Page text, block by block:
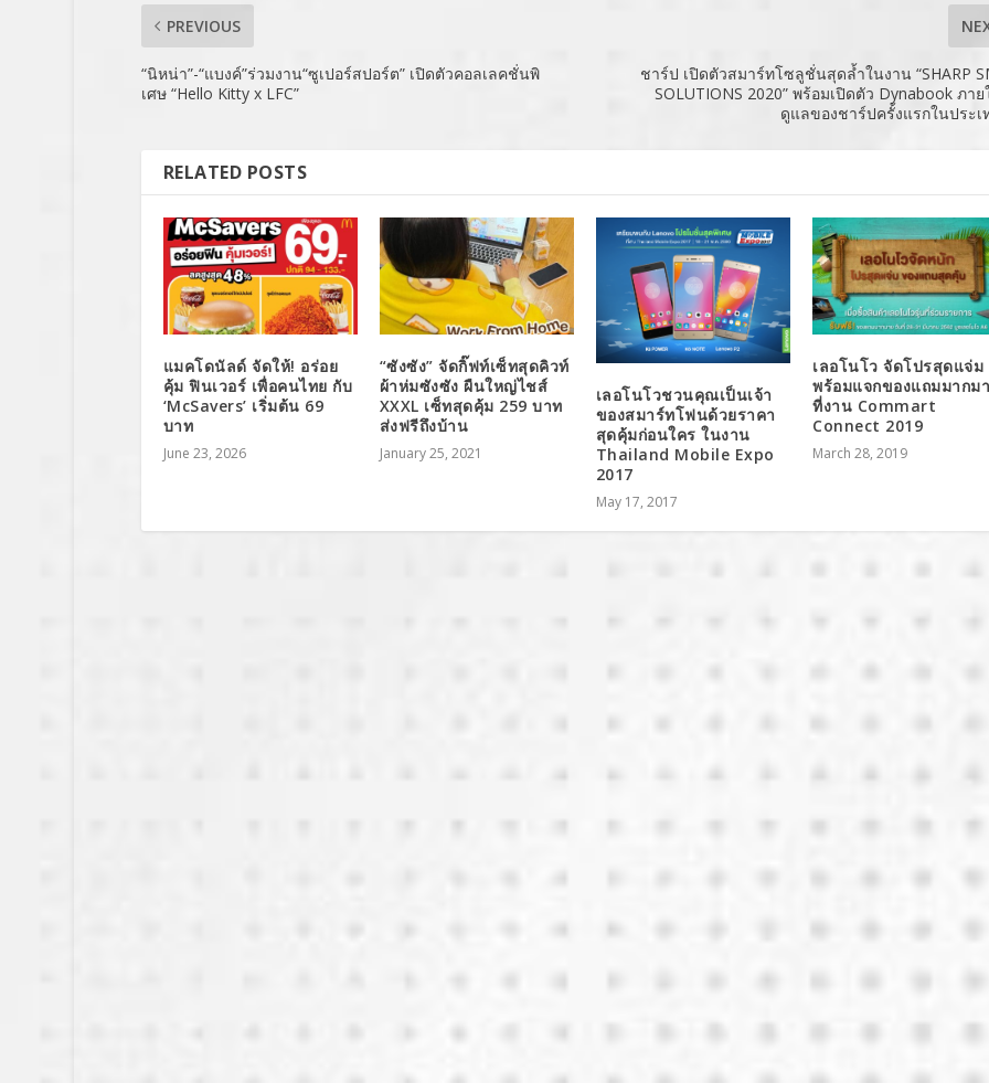
PREVIOUS
“นิหน่า”-“แบงค์”ร่วมงาน“ซูเปอร์สปอร์ต” เปิดตัวคอลเลคชั่นพิ
เศษ “Hello Kitty x LFC”
ชาร์ป เปิดตัวสมาร์ทโซลูชั่นสุดล้ำในงาน “SHARP
SOLUTIONS 2020” พร้อมเปิดตัว Dynabook ภา
ดูแลของชาร์ปครั้งแรกในประเ
RELATED POSTS
แมคโดนัลด์ จัดให้! อร่อย
คุ้ม ฟินเวอร์ เพื่อคนไทย กับ
‘McSavers’ เริ่มต้น 69
บาท
June 23, 2026
“ซังซัง” จัดกิ๊ฟท์เซ็ทสุดคิวท์
ผ้าห่มซังซัง ผืนใหญ่ไชส์
XXXL เซ็ทสุดคุ้ม 259 บาท
ส่งฟรีถึงบ้าน
January 25, 2021
เลอโนโวชวนคุณเป็นเจ้า
ของสมาร์ทโฟนด้วยราคา
สุดคุ้มก่อนใคร ในงาน
Thailand Mobile Expo
2017
May 17, 2017
เลอโนโว จัดโปรสุดแจ่ม
พร้อมแจกของแถมมากม
ที่งาน Commart
Connect 2019
March 28, 2019